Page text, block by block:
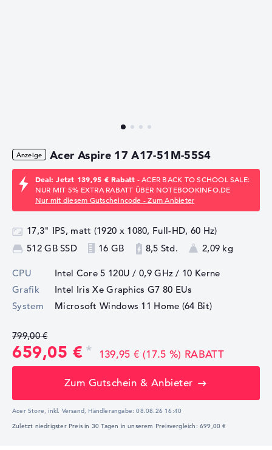
Acer Aspire 17 A17-51M-55S4
Deal: Jetzt 139,95 € Rabatt - ACER BACK TO SCHOOL SALE:
NUR MIT 5% EXTRA RABATT ÜBER NOTEBOOKINFO.DE
Nur mit diesem Gutscheincode - Zum Anbieter
17,3" IPS, matt (1920 x 1080, Full-HD, 60 Hz)
512 GB SSD
16 GB 8,5 Std. 2,09 kg
CPU Intel Core 5 120U / 0,9 GHz / 10 Kerne
Grafik
Intel Iris Xe Graphics G7 80 EUs
System
Microsoft Windows 11 Home (64 Bit)
799,00 €
659,05 € 139,95 € (17.5 %) RABATT
Zum Gutschein & Anbieter
Acer Store, inkl. Versand, Händlerangabe:08.08.26 16:40
Zuletzt niedrigster Preis in 30 Tagen in unserem Preisvergleich: 699,00 €